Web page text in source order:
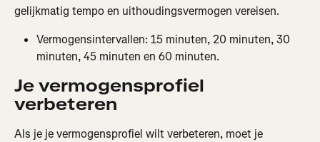
gelijkmatig tempo en uithoudingsvermogen vereisen.
Vermogensintervallen: 15 minuten, 20 minuten, 30
minuten, 45 minuten en 60 minuten.
Je vermogensprofiel
verbeteren
Als je je vermogensprofiel wilt verbeteren, moet je